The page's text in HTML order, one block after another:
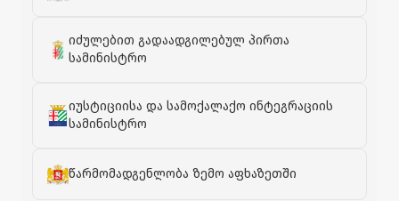
იძულებით გადაადგილებულ პირთა
სამინისტრო
იუსტიციისა და სამოქალაქო ინტეგრაციის
სამინისტრო
წარმომადგენლობა ზემო აფხაზეთში